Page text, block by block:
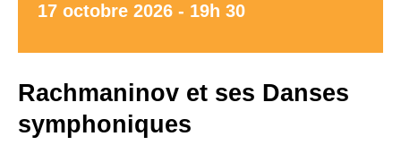
17 octobre 2026 - 19h 30
Rachmaninov et ses Danses
symphoniques